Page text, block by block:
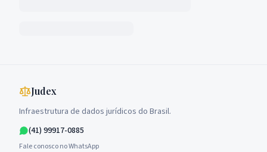
Judex
Infraestrutura de dados jurídicos do Brasil.
(41) 99917-0885
Fale conosco no WhatsApp